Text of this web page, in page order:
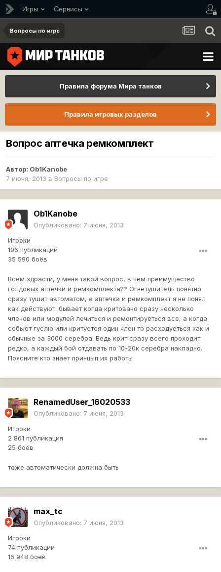
Игры Сервисы
Вопросы по игре
Правила форума Мира танков
Правила игровых разделов
Вопрос аптечка ремкомплект
Автор: Ob1Kanobe
7 июня, 2013 в Вопросы по игре
Ob1Kanobe
Опубликовано: 7 июня, 2013
Игроки
196 публикаций
35 590 боёв
Всем здрасти, у меня такой вопрос, в чем преимущество
голдовых аптечки и ремкомплекта?? Огнетушитель понятно
сразу тушит автоматом, а аптечка и ремкомплект я не понял
как действуют. бывает когда критовано сразу несколько
членов или модулей лечиться и ремонтируеться все, а когда
собьют гуслю или критуется один член то расходуеться как и
обычные за 3000 серебра. Ведь крит сразу всего проходит
редко, а каждый бой отдавать по 10-20к серебра накладно.
Поясните кто знает принцып их работы
RenamedUser_16020533
Опубликовано: 7 июня, 2013
Игроки
2 861 публикация
25 боёв
тоже автоматически должна быть
max_tc
Опубликовано: 7 июня, 2013
Игроки
74 публикации
16 948 боёв